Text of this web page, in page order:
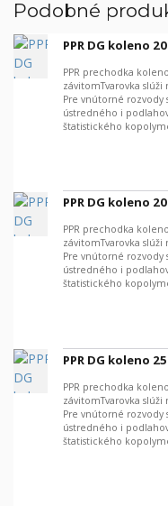
Podobné
PPR DG koleno
PPR prechodka
závitomTvarovka
Pre vnútorné
ústredného i
štatistického
PPR DG koleno
PPR prechodka
závitomTvarovka
Pre vnútorné
ústredného i
štatistického
PPR DG koleno
PPR prechodka
závitomTvarovka
Pre vnútorné
ústredného i
štatistického